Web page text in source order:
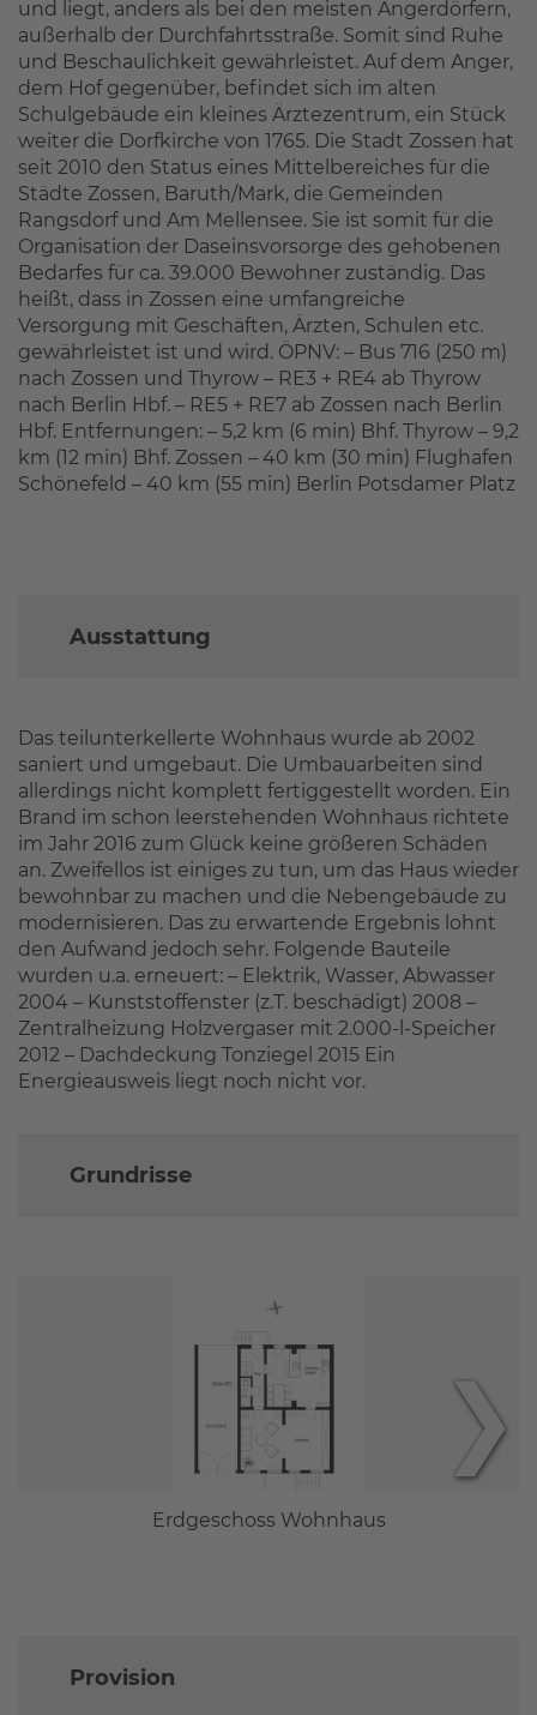
und liegt, anders als bei den meisten Angerdörfern,
außerhalb der Durchfahrtsstraße. Somit sind Ruhe
und Beschaulichkeit gewährleistet. Auf dem Anger,
dem Hof gegenüber, befindet sich im alten
Schulgebäude ein kleines Ärztezentrum, ein Stück
weiter die Dorfkirche von 1765. Die Stadt Zossen hat
seit 2010 den Status eines Mittelbereiches für die
Städte Zossen, Baruth/Mark, die Gemeinden
Rangsdorf und Am Mellensee. Sie ist somit für die
Organisation der Daseinsvorsorge des gehobenen
Bedarfes für ca. 39.000 Bewohner zuständig. Das
heißt, dass in Zossen eine umfangreiche
Versorgung mit Geschäften, Ärzten, Schulen etc.
gewährleistet ist und wird. ÖPNV: – Bus 716 (250 m)
nach Zossen und Thyrow – RE3 + RE4 ab Thyrow
nach Berlin Hbf. – RE5 + RE7 ab Zossen nach Berlin
Hbf. Entfernungen: – 5,2 km (6 min) Bhf. Thyrow – 9,2
km (12 min) Bhf. Zossen – 40 km (30 min) Flughafen
Schönefeld – 40 km (55 min) Berlin Potsdamer Platz
Ausstattung
Das teilunterkellerte Wohnhaus wurde ab 2002
saniert und umgebaut. Die Umbauarbeiten sind
allerdings nicht komplett fertiggestellt worden. Ein
Brand im schon leerstehenden Wohnhaus richtete
im Jahr 2016 zum Glück keine größeren Schäden
an. Zweifellos ist einiges zu tun, um das Haus wieder
bewohnbar zu machen und die Nebengebäude zu
modernisieren. Das zu erwartende Ergebnis lohnt
den Aufwand jedoch sehr. Folgende Bauteile
wurden u.a. erneuert: – Elektrik, Wasser, Abwasser
2004 – Kunststoffenster (z.T. beschädigt) 2008 –
Zentralheizung Holzvergaser mit 2.000-l-Speicher
2012 – Dachdeckung Tonziegel 2015 Ein
Energieausweis liegt noch nicht vor.
Grundrisse
Erdgeschoss Wohnhaus
❯
Provision